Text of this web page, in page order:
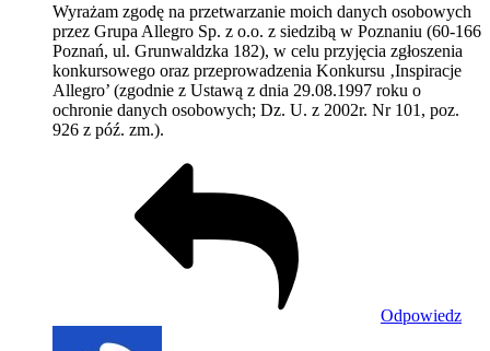
Wyrażam zgodę na przetwarzanie moich danych osobowych
przez Grupa Allegro Sp. z o.o. z siedzibą w Poznaniu (60-166
Poznań, ul. Grunwaldzka 182), w celu przyjęcia zgłoszenia
konkursowego oraz przeprowadzenia Konkursu ‚Inspiracje
Allegro’ (zgodnie z Ustawą z dnia 29.08.1997 roku o
ochronie danych osobowych; Dz. U. z 2002r. Nr 101, poz.
926 z póź. zm.).
Odpowiedz